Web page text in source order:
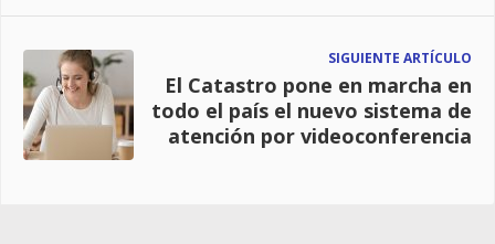
SIGUIENTE ARTÍCULO
El Catastro pone en marcha en
todo el país el nuevo sistema de
atención por videoconferencia